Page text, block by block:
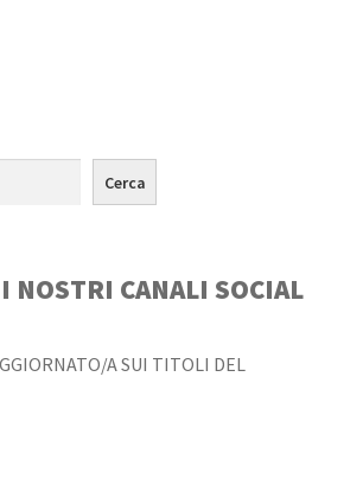
Cerca
NOSTRI CANALI SOCIAL
A SUI TITOLI DEL